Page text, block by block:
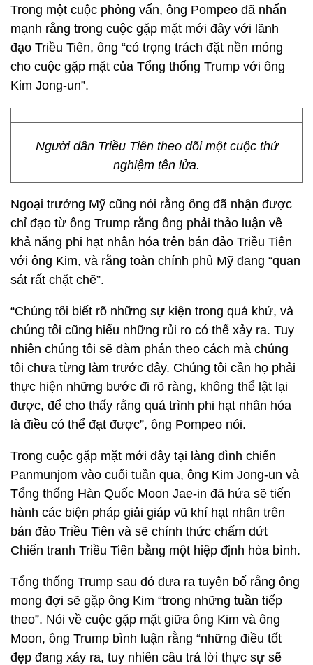
Trong một cuộc phỏng vấn, ông Pompeo đã nhấn
mạnh rằng trong cuộc gặp mặt mới đây với lãnh
đạo Triều Tiên, ông “có trọng trách đặt nền móng
cho cuộc gặp mặt của Tổng thống Trump với ông
Kim Jong-un”.
Người dân Triều Tiên theo dõi một cuộc thử
nghiệm tên lửa.
Ngoại trưởng Mỹ cũng nói rằng ông đã nhận được
chỉ đạo từ ông Trump rằng ông phải thảo luận về
khả năng phi hạt nhân hóa trên bán đảo Triều Tiên
với ông Kim, và rằng toàn chính phủ Mỹ đang “quan
sát rất chặt chẽ”.
“Chúng tôi biết rõ những sự kiện trong quá khứ, và
chúng tôi cũng hiểu những rủi ro có thể xảy ra. Tuy
nhiên chúng tôi sẽ đàm phán theo cách mà chúng
tôi chưa từng làm trước đây. Chúng tôi cần họ phải
thực hiện những bước đi rõ ràng, không thể lật lại
được, để cho thấy rằng quá trình phi hạt nhân hóa
là điều có thể đạt được”, ông Pompeo nói.
Trong cuộc gặp mặt mới đây tại làng đình chiến
Panmunjom vào cuối tuần qua, ông Kim Jong-un và
Tổng thống Hàn Quốc Moon Jae-in đã hứa sẽ tiến
hành các biện pháp giải giáp vũ khí hạt nhân trên
bán đảo Triều Tiên và sẽ chính thức chấm dứt
Chiến tranh Triều Tiên bằng một hiệp định hòa bình.
Tổng thống Trump sau đó đưa ra tuyên bố rằng ông
mong đợi sẽ gặp ông Kim “trong những tuần tiếp
theo”. Nói về cuộc gặp mặt giữa ông Kim và ông
Moon, ông Trump bình luận rằng “những điều tốt
đẹp đang xảy ra, tuy nhiên câu trả lời thực sự sẽ